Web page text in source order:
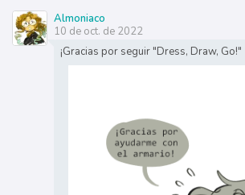
Almoniaco
10 de oct. de 2022
¡Gracias por seguir "Dress, Draw, Go!"